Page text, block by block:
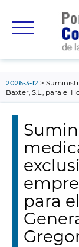
principal
2026-3-12
Baxter, S.L., para el
para